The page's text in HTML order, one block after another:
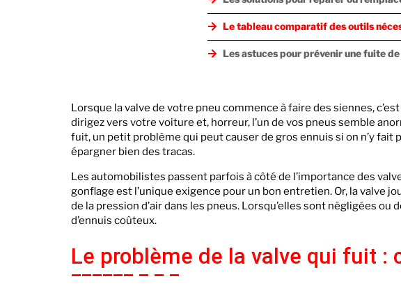
Le tableau comparatif des outils
Les astuces pour prévenir une fuite
Lorsque la valve de votre pneu commence à faire des siennes,
dirigez vers votre voiture et, horreur, l’un de vos pneus semble
fuit, un petit problème qui peut causer de gros ennuis si on n’y
épargner bien des tracas.
Les automobilistes passent parfois à côté de l’importance des
gonflage est l’unique exigence pour un bon entretien. Or, la valve
de la pression d’air dans les pneus. Lorsqu’elles sont négligées
d’ennuis coûteux.
Le problème de la valve qui fuit :